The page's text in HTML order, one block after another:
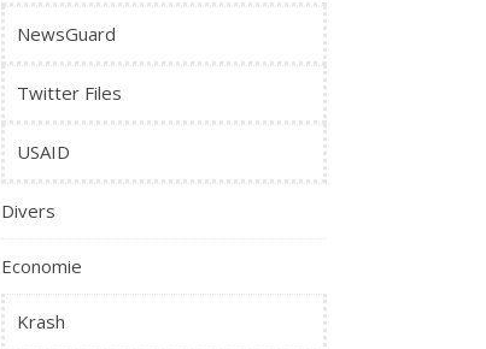
NewsGuard
Twitter Files
USAID
Divers
Economie
Krash